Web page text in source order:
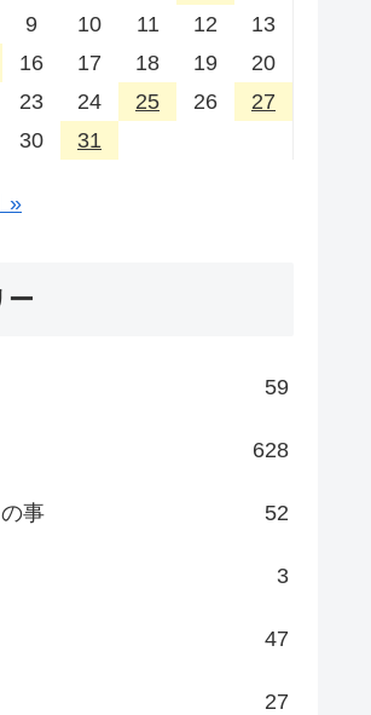
9 10 11 12
13
16 17 18 19
20
23 24 25 26
27
30 31
»
ー
59
628
事 52
3
47
27